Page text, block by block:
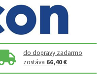
do dopravy zadarmo
zostáva 66,40 €